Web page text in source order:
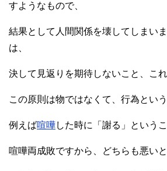
すようなもので、
結果として人間関係を壊してしまい
は、
決して見返りを期待しないこと、こ
この原則は物ではなくて、行為とい
例えば喧嘩した時に「謝る」という
喧嘩両成敗ですから、どちらも悪いと